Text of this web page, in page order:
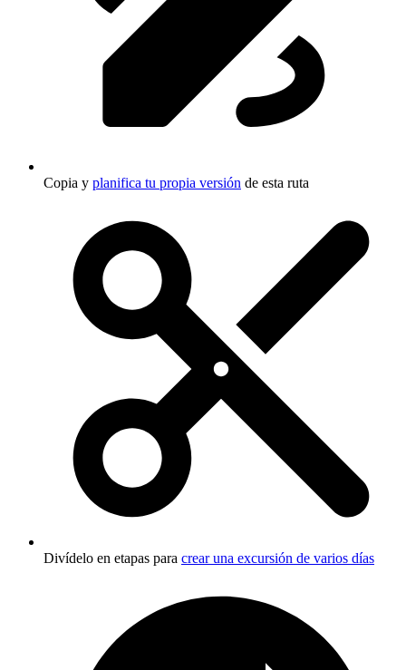
Copia y planifica tu propia versión de esta ruta
Divídelo en etapas para crear una excursión de varios días